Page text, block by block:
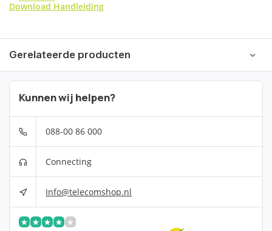
Download Handleiding
Gerelateerde producten
Kunnen wij helpen?
088-00 86 000
Connecting
Info@telecomshop.nl